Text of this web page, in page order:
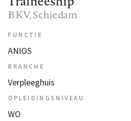
BKV, Schiedam
FUNCTIE
ANIOS
BRANCHE
Verpleeghuis
OPLEIDINGSNIVEAU
WO